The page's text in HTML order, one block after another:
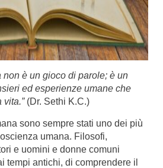
non è un gioco di parole; è un
ed esperienze umane che
vita.”(Dr. Sethi K.C.)
sono sempre stati uno dei più
umana. Filosofi,
e uomini e donne comuni
tempi antichi, di comprendere il